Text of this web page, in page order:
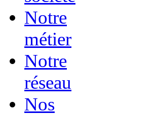
Notre
métier
Notre
réseau
Nos